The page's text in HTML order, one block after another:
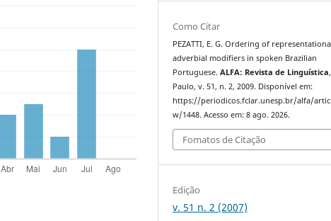
Como Citar
PEZATTI, E. G. Ordering of
adverbial modifiers in spoken Brazilian
Portuguese.ALFA: Revista de Linguística
Paulo, v. 51, n. 2, 2009. Disponível em:
https://periodicos.fclar.unesp.br/alfa/
w/1448. Acesso em: 8 ago. 2026.
Fomatos de Citação
Edição
v. 51 n. 2 (2007)